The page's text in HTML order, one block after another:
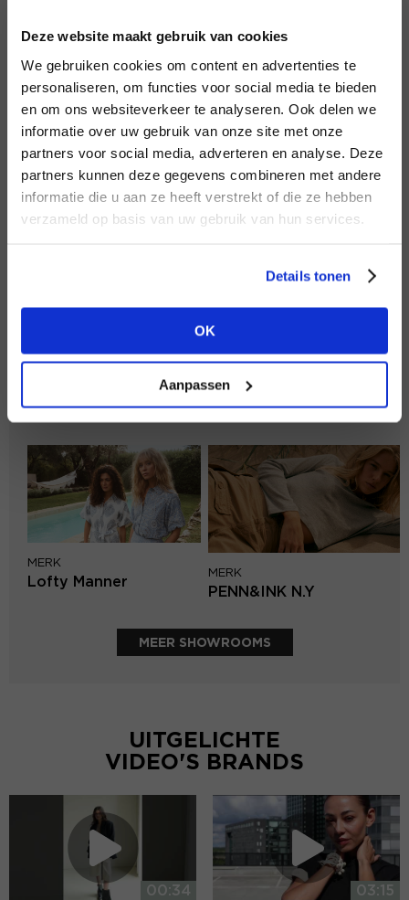
Deze website maakt gebruik van cookies
We gebruiken cookies om content en advertenties te
personaliseren, om functies voor social media te bieden
en om ons websiteverkeer te analyseren. Ook delen we
informatie over uw gebruik van onze site met onze
partners voor social media, adverteren en analyse. Deze
partners kunnen deze gegevens combineren met andere
informatie die u aan ze heeft verstrekt of die ze hebben
verzameld op basis van uw gebruik van hun services.
Details tonen
OK
Aanpassen
INLOGGEN
Wachtwoord
INLOGGEN
NOG GEEN ACCOUNT?
HEB JE NOG GEEN
ACCOUNT?
aan of bekijk de andere mogelijkheden.
BEKIJK ALLE OPTIES
MERK
Aimée the Label
Knit-ted
MERK
MERK
Aaiko
MERK
Lofty Manner
MERK
PENN&INK N.Y
MEER SHOWROOMS
UITGELICHTE
VIDEO'S BRANDS
00:34
03:15